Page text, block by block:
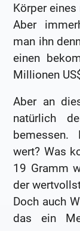
Körper
Aber
man ihn
einen
Millionen
Aber an
natürlich
bemessen.
wert? Was
19 Gramm
der
Doch auch
das ein